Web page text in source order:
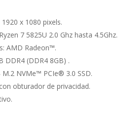
x 1080 pixels.
7 5825U 2.0 Ghz hasta 4.5Ghz.
AMD Radeon™.
DDR4 (DDR4 8GB) .
NVMe™ PCIe® 3.0 SSD.
obturador de privacidad.